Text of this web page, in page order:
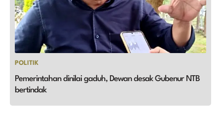
POLITIK
Pemerintahan dinilai gaduh, Dewan desak Gubenur NTB
bertindak